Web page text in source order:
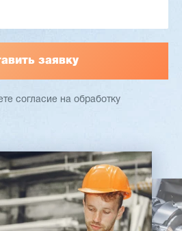
согласие на обработку